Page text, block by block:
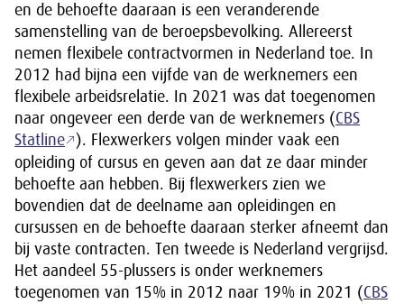
en de behoefte daaraan is een veranderende
samenstelling van de beroepsbevolking. Allereerst
nemen flexibele contractvormen in Nederland toe. In
2012 had bijna een vijfde van de werknemers een
flexibele arbeidsrelatie. In 2021 was dat toegenomen
naar ongeveer een derde van de werknemers (CBS
Statline
). Flexwerkers volgen minder vaak een
opleiding of cursus en geven aan dat ze daar minder
behoefte aan hebben. Bij flexwerkers zien we
bovendien dat de deelname aan opleidingen en
cursussen en de behoefte daaraan sterker afneemt dan
bij vaste contracten. Ten tweede is Nederland vergrijsd.
Het aandeel 55-plussers is onder werknemers
toegenomen van 15% in 2012 naar 19% in 2021 (CBS